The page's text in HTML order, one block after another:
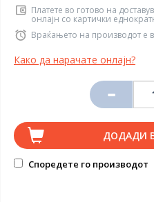
Платете во готово на
онлајн со картички
Враќањето на производот е
Како да нарачате онлајн?
ДОДАДИ
Споредете го производот